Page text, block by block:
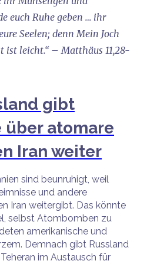
euch Ruhe geben … ihr
Seelen; denn Mein Joch
ist leicht.“ – Matthäus 11,28-
gibt
über atomare
Iran weiter
sind beunruhigt, weil
und andere
Iran weitergibt. Das könnte
selbst Atombomben zu
amerikanische und
Demnach gibt Russland
im Austausch für